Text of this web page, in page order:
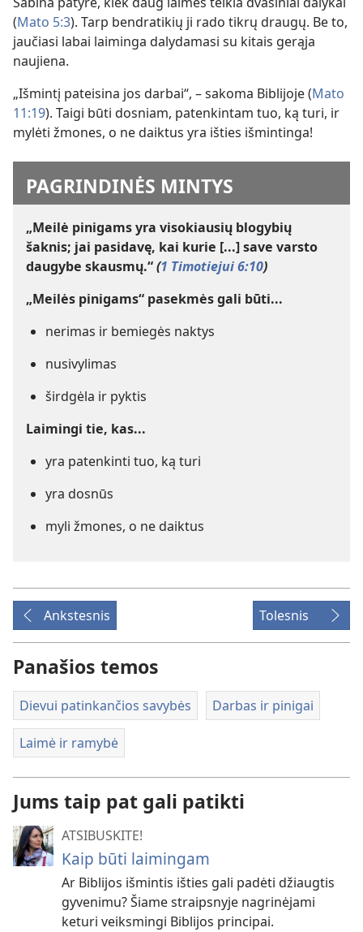
(Mato 5:3). Tarp bendratikių ji rado tikrų draugų. Be to,
jaučiasi labai laiminga dalydamasi su kitais gerąja
naujiena.
„Išmintį pateisina jos darbai“, – sakoma Biblijoje (Mato
11:19). Taigi būti dosniam, patenkintam tuo, ką turi, ir
mylėti žmones, o ne daiktus yra išties išmintinga!
PAGRINDINĖS MINTYS
„Meilė pinigams yra visokiausių blogybių
šaknis; jai pasidavę, kai kurie [...] save varsto
daugybe skausmų.“(1 Timotiejui 6:10)
„Meilės pinigams“ pasekmės gali būti...
nerimas ir bemiegės naktys
nusivylimas
širdgėla ir pyktis
Laimingi tie, kas...
yra patenkinti tuo, ką turi
yra dosnūs
myli žmones, o ne daiktus
Ankstesnis Tolesnis
Panašios temos
Dievui patinkančios savybės Darbas ir pinigai
Laimė ir ramybė
Jums taip pat gali patikti
ATSIBUSKITE!
Kaip būti laimingam
Ar Biblijos išmintis išties gali padėti džiaugtis
gyvenimu? Šiame straipsnyje nagrinėjami
keturi veiksmingi Biblijos principai.